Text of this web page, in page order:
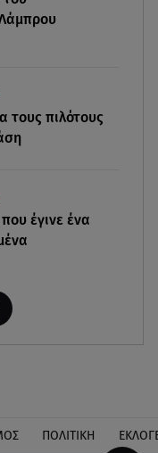
υπόσχονται το
- Στη μάχη
τους πιλότους
έγινε ένα
ΠΟΛΙΤΙΚΗ